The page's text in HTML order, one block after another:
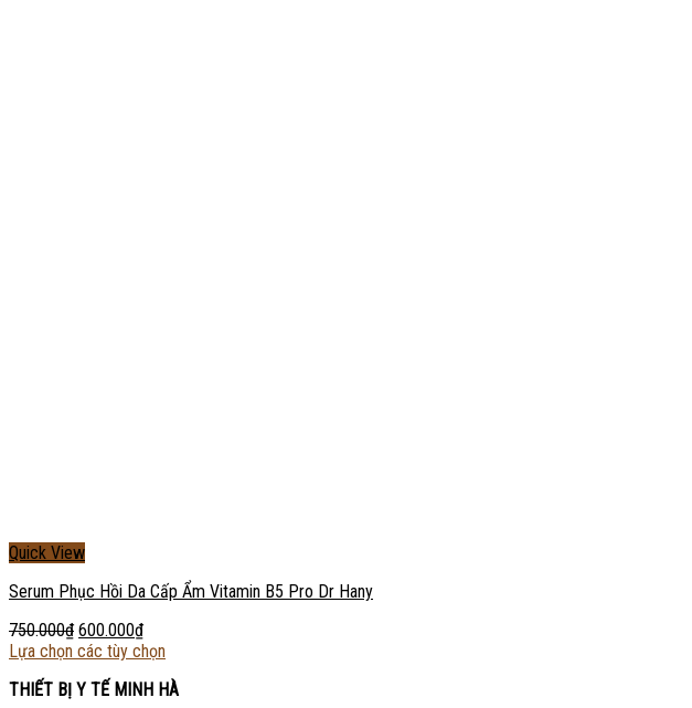
Quick View
Serum Phục Hồi Da Cấp Ẩm Vitamin B5 Pro Dr Hany
750.000₫ 600.000₫
Lựa chọn các tùy chọn
THIẾT BỊ Y TẾ MINH HÀ